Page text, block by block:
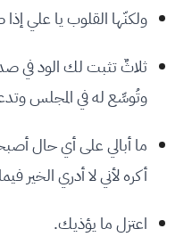
ولكنّها القلوب يا علي
ثلاثٌ تثبت لك الود في
وتُوسِّع له في المجلس
ما أبالي على أي حال
أكره لأني لا أدري الخير
اعتزل ما يؤذيك.